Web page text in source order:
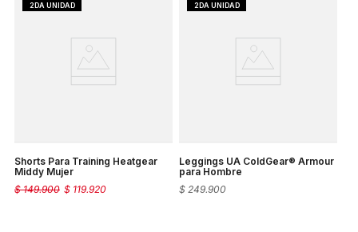
Shorts Para Training Heatgear
Middy Mujer
$ 119.920
$ 149.900
Leggings UA ColdGear® Armour
para Hombre
$ 249.900